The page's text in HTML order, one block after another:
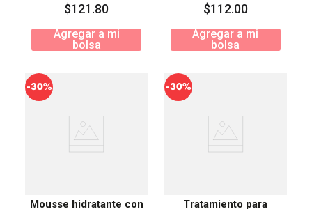
$121.80
Agregar a mi
bolsa
$112.00
Agregar a mi
bolsa
-30%
Mousse hidratante con
-30%
Tratamiento para